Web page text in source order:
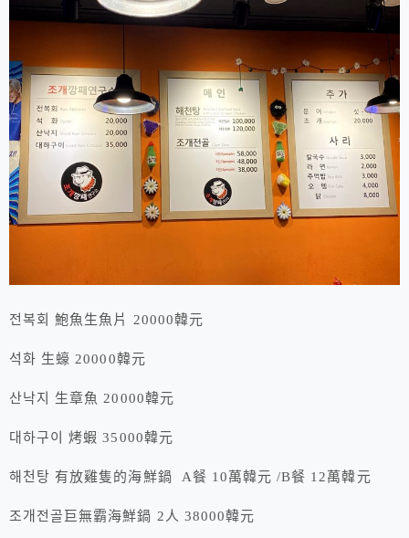
전복회 鮑魚生魚片 20000韓元
석화 生蠔 20000韓元
산낙지 生章魚 20000韓元
대하구이 烤蝦 35000韓元
해천탕 有放雞隻的海鮮鍋 A餐 10萬韓元 /B餐 12萬韓元
조개전골巨無霸海鮮鍋 2人 38000韓元